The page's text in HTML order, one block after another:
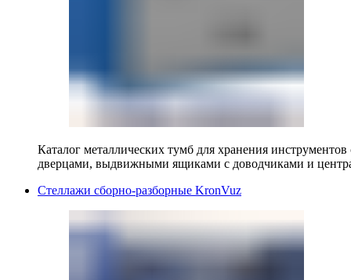
Каталог металлических тумб для хранения
дверцами, выдвижными ящиками с доводчиками и
Стеллажи сборно-разборные KronVuz